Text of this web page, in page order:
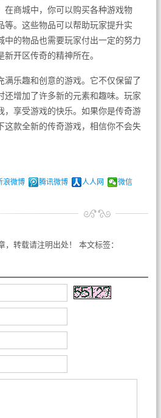
在商城中，你可以购买各种游戏物
等。这些物品可以帮助玩家提升实
中的物品也需要玩家付出一定的努力
开区传奇的精神所在。
满乐趣和创意的游戏。它不仅保留了
还增加了许多新的元素和趣味。玩家
，享受游戏的快乐。如果你是传奇游
这款全新的传奇游戏，相信你不会失
浪微博 腾讯微博 人人网 微信
，转载请注明出处！ 本文标签：